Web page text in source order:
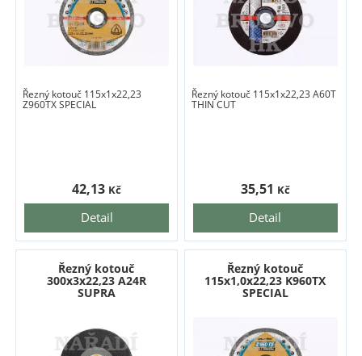
Řezný kotouč 115x1x22,23
Z960TX SPECIAL
Detail
42,13 Kč
Řezný kotouč 115x1x22,23 A60T
THIN CUT
Detail
35,51 Kč
Řezný kotouč
300x3x22,23 A24R
SUPRA
Řezný kotouč
115x1,0x22,23 K960TX
SPECIAL